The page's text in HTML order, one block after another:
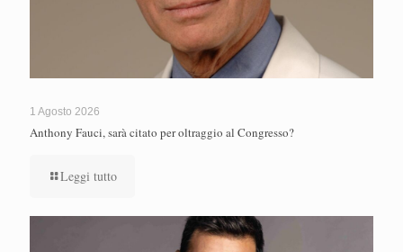
1 Agosto 2026
Anthony Fauci, sarà citato per oltraggio al Congresso?
Leggi tutto